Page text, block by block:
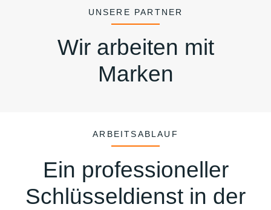
UNSERE PARTNER
Wir arbeiten mit
Marken
ARBEITSABLAUF
Ein professioneller
Schlüsseldienst in der